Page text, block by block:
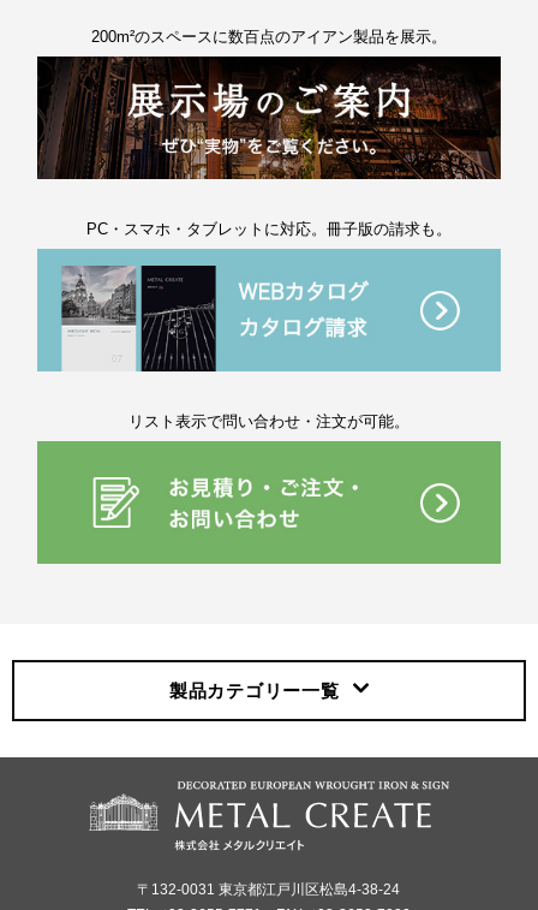
200m²のスペースに数百点のアイアン製品を展示。
PC・スマホ・タブレットに対応。冊子版の請求も。
リスト表示で問い合わせ・注文が可能。
製品カテゴリー一覧
〒132-0031 東京都江戸川区松島4-38-24